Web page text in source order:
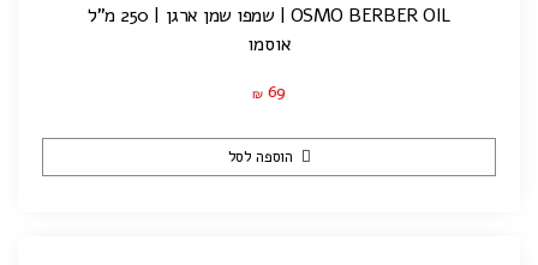
OSMO BERBER OIL | שמפו שמן ארגן | 250 מ"ל
אוסמו
₪ 69
הוספה לסל